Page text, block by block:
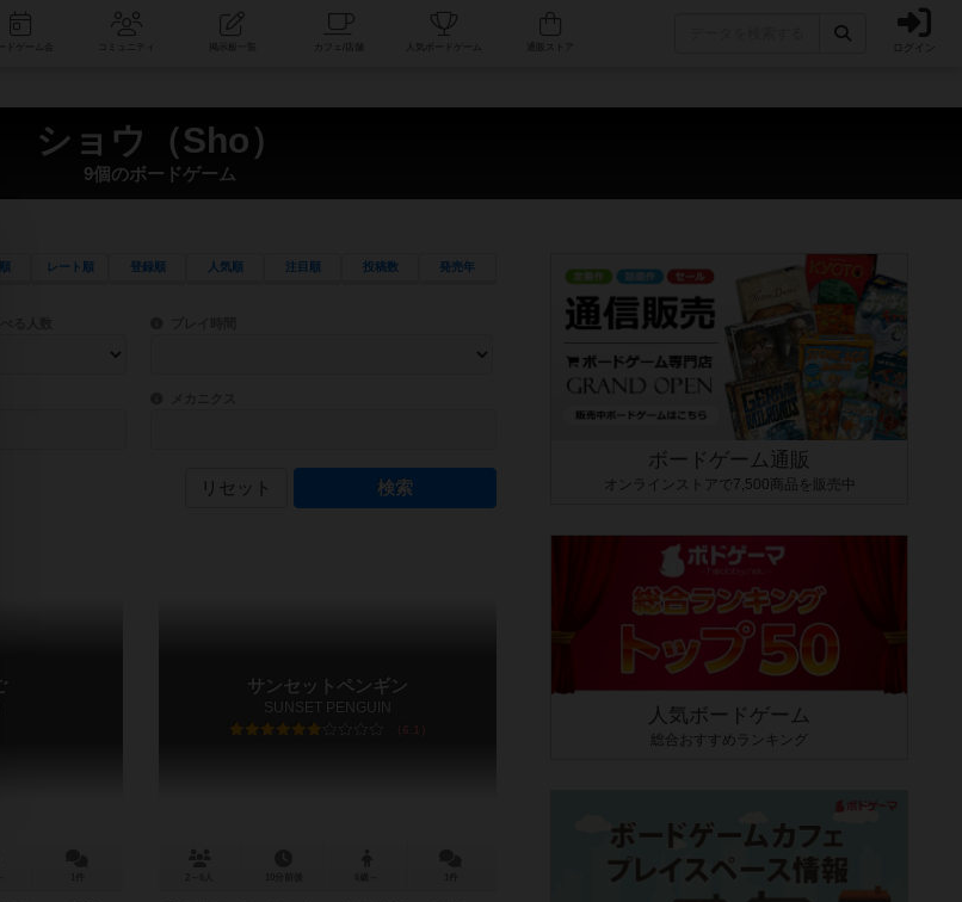
コミュニティ 人気ボードゲーム ログイン
ショウ（Sho）
9個のボードゲーム
レート順 登録順 人気順 注目順 投稿数 発売年
。 目安となる所要時間を指定することができます。マニュアルを読む時間や参加者へのルール説明時間は含まれていないため、初めて
トーリーを指定することができます。直感的にゲームシステムを理解できるよう、中世ファンタジー・クッキング・海賊同士の対決など、ゲームコンセプトを絞
ゲーム性を構成するコアシステムです。主にボードゲームに慣れている方向けの絞込機能です。例えば「ダイスロール」はランダ
リセット
サンセットペンギン
SUNSET PENGUIN
6.1
ボードゲーム通販
オンラインストアで7,500商品を販売中
人気ボードゲーム
総合おすすめランキング